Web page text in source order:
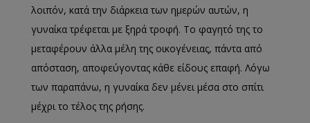
λοιπόν, κατά την διάρκεια των ημερών αυτών, η
γυναίκα τρέφεται με ξηρά τροφή. Το φαγητό της το
μεταφέρουν άλλα μέλη της οικογένειας, πάντα από
απόσταση, αποφεύγοντας κάθε είδους επαφή. Λόγω
των παραπάνω, η γυναίκα δεν μένει μέσα στο σπίτι
μέχρι το τέλος της ρήσης.